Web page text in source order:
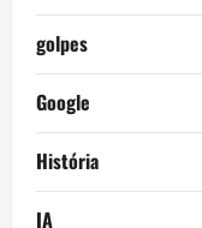
golpes
Google
História
IA